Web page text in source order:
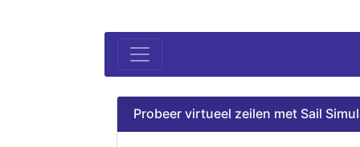
Probeer virtueel zeilen met Sail